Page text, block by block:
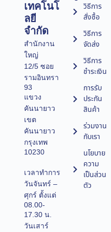
เทคโนโ
ลยี
จำกัด
สำนักงาน
ใหญ่
12/5 ซอย
รามอินทรา
93
แขวง
คันนายาว
เขต
คันนายาว
กรุงเทพ
10230
เวลาทำการ
วันจันทร์ –
ศุกร์ ตั้งแต่
08.00-
17.30 น.
วันเสาร์
วิธีการ
สั่งซื้อ
วิธีการ
จัดส่ง
วิธีการ
ชำระเงิน
การรับ
ประกัน
สินค้า
ร่วมงาน
กับเรา
นโยบาย
ความ
เป็นส่วน
ตัว